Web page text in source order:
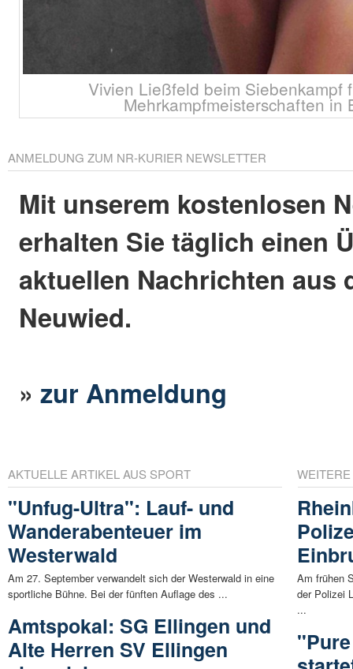
Vivien Ließfeld beim Siebenkampf
Mehrkampfmeisterschaften in
ANMELDUNG ZUM NR-KURIER NEWSLETTER
Mit unserem kostenlosen
erhalten Sie täglich einen
aktuellen Nachrichten aus
Neuwied.
»zur Anmeldung
AKTUELLE ARTIKEL AUS SPORT
"Unfug-Ultra": Lauf- und
Wanderabenteuer im
Westerwald
Am 27. September verwandelt sich der Westerwald in eine
sportliche Bühne. Bei der fünften Auflage des ...
Amtspokal: SG Ellingen und
Alte Herren SV Ellingen
Am frühen
der Polizei
...